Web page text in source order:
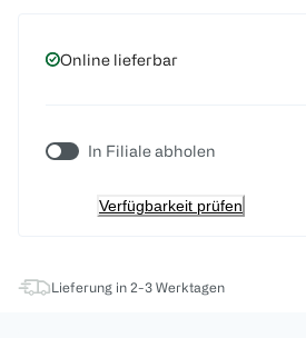
Online lieferbar
In Filiale abholen
Verfügbarkeit prüfen
Lieferung in 2-3 Werktagen